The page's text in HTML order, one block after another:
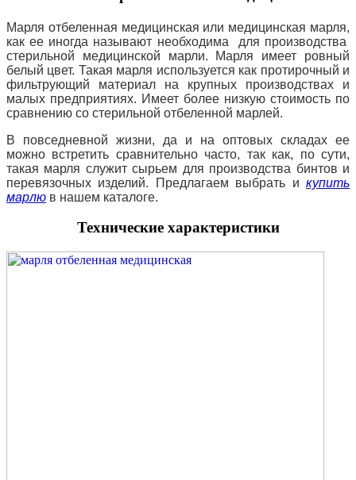
Марля отбеленная медицинская или медицинская марля,
как ее иногда называют необходима для производства
стерильной медицинской марли. Марля имеет ровный
белый цвет. Такая марля используется как протирочный и
фильтрующий материал на крупных производствах и
малых предприятиях. Имеет более низкую стоимость по
сравнению со стерильной отбеленной марлей.
В повседневной жизни, да и на оптовых складах ее
можно встретить сравнительно часто, так как, по сути,
такая марля служит сырьем для производства бинтов и
перевязочных изделий. Предлагаем выбрать и купить
марлю в нашем каталоге.
Технические характеристики